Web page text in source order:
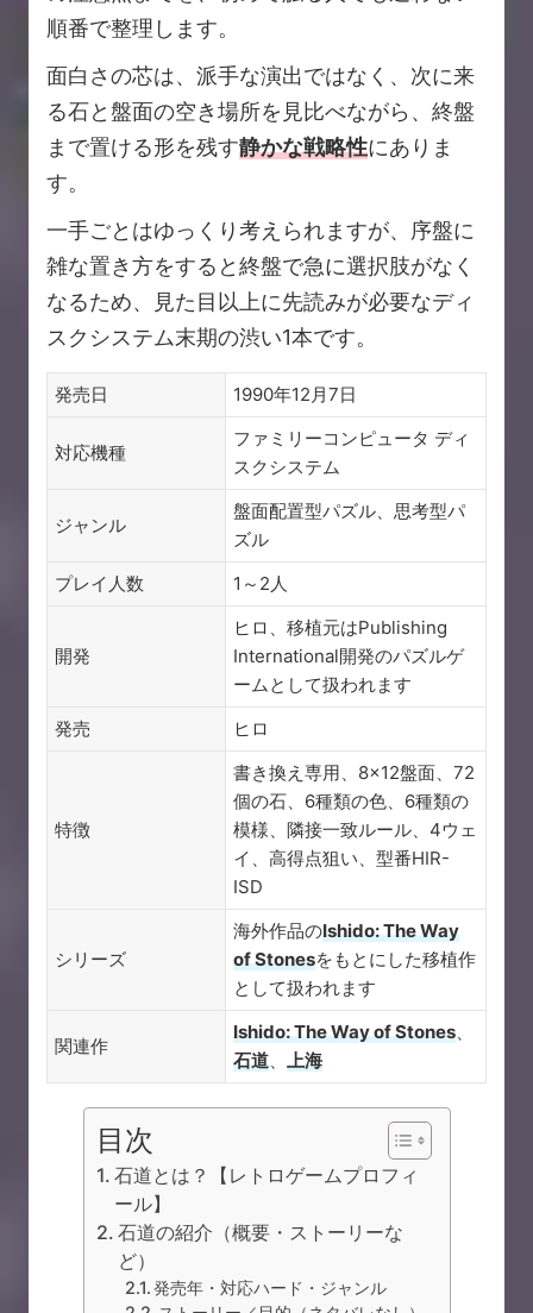
順番で整理します。
面白さの芯は、派手な演出ではなく、次に来
る石と盤面の空き場所を見比べながら、終盤
まで置ける形を残す静かな戦略性にありま
す。
一手ごとはゆっくり考えられますが、序盤に
雑な置き方をすると終盤で急に選択肢がなく
なるため、見た目以上に先読みが必要なディ
スクシステム末期の渋い1本です。
発売日 1990年12月7日
対応機種
ファミリーコンピュータ ディ
スクシステム
ジャンル
盤面配置型パズル、思考型パ
ズル
プレイ人数
1～2人
開発
ヒロ、移植元はPublishing
International開発のパズルゲ
ームとして扱われます
発売
ヒロ
特徴
書き換え専用、8×12盤面、72
個の石、6種類の色、6種類の
模様、隣接一致ルール、4ウェ
イ、高得点狙い、型番HIR-
ISD
シリーズ
海外作品のIshido: The Way
of Stonesをもとにした移植作
として扱われます
関連作
Ishido: The Way of Stones、
石道、 上海
目次
石道とは？【レトロゲームプロフィ
ール】
石道の紹介（概要・ストーリーな
ど）
発売年・対応ハード・ジャンル